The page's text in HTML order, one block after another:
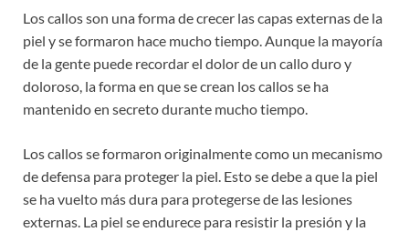
Los callos son una forma de crecer las capas externas de la
piel y se formaron hace mucho tiempo. Aunque la mayoría
de la gente puede recordar el dolor de un callo duro y
doloroso, la forma en que se crean los callos se ha
mantenido en secreto durante mucho tiempo.
Los callos se formaron originalmente como un mecanismo
de defensa para proteger la piel. Esto se debe a que la piel
se ha vuelto más dura para protegerse de las lesiones
externas. La piel se endurece para resistir la presión y la